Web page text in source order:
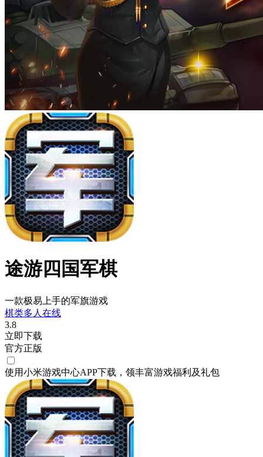
途游四国军棋
一款极易上手的军旗游戏
棋类多人在线
3.8
立即下载
官方正版
使用小米游戏中心APP下载 ，领丰富游戏福利 及礼包